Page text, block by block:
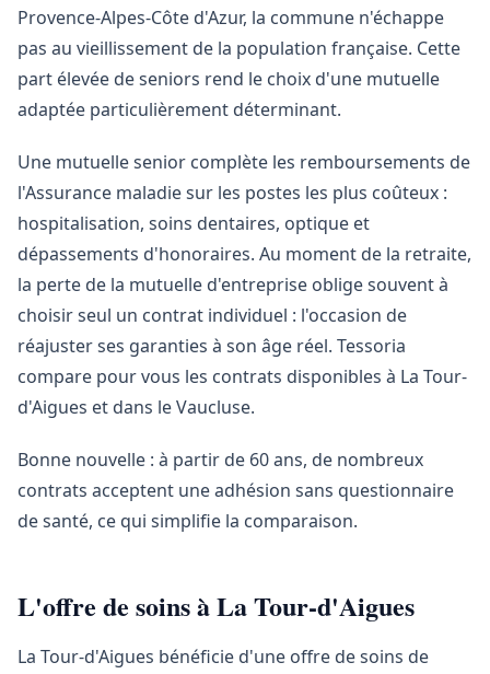
Provence-Alpes-Côte d'Azur, la commune n'échappe
pas au vieillissement de la population française. Cette
part élevée de seniors rend le choix d'une mutuelle
adaptée particulièrement déterminant.
Une mutuelle senior complète les remboursements de
l'Assurance maladie sur les postes les plus coûteux :
hospitalisation, soins dentaires, optique et
dépassements d'honoraires. Au moment de la retraite,
la perte de la mutuelle d'entreprise oblige souvent à
choisir seul un contrat individuel : l'occasion de
réajuster ses garanties à son âge réel. Tessoria
compare pour vous les contrats disponibles à La Tour-
d'Aigues et dans le Vaucluse.
Bonne nouvelle : à partir de 60 ans, de nombreux
contrats acceptent une adhésion sans questionnaire
de santé, ce qui simplifie la comparaison.
L'offre de soins à La Tour-d'Aigues
La Tour-d'Aigues bénéficie d'une offre de soins de